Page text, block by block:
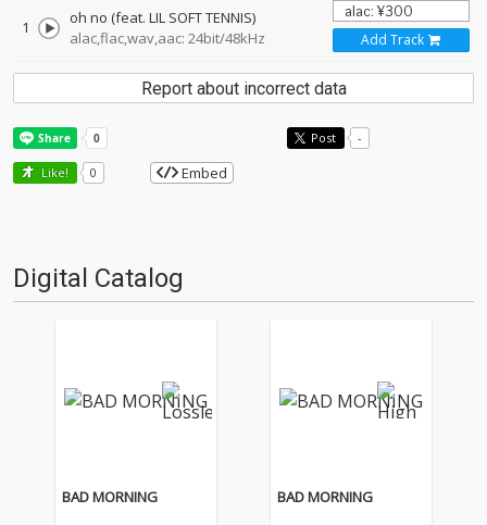
1
oh no (feat. LIL SOFT TENNIS)
alac,flac,wav,aac: 24bit/48kHz
Add Track
Report about incorrect data
Post -
Like! 0 Embed
Digital Catalog
BAD MORNING BAD MORNING